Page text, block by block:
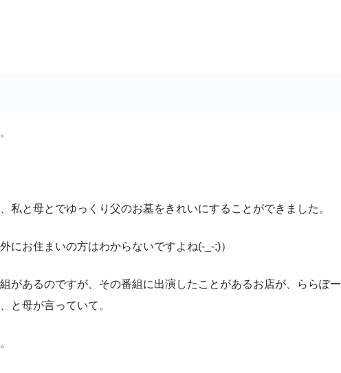
私と母とでゆっくり父のお墓をきれいにすることができました。
にお住まいの方はわからないですよね(-_-;)）
があるのですが、その番組に出演したことがあるお店が、ららぽー
と母が言っていて。